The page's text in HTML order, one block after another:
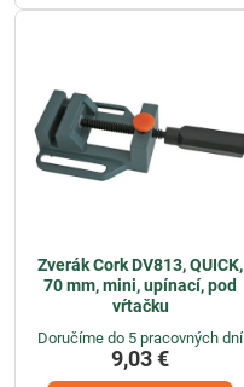
Zverák Cork DV813, QUICK,
70 mm, mini, upínací, pod
vŕtačku
Doručíme do 5 pracovných dní
9,03 €